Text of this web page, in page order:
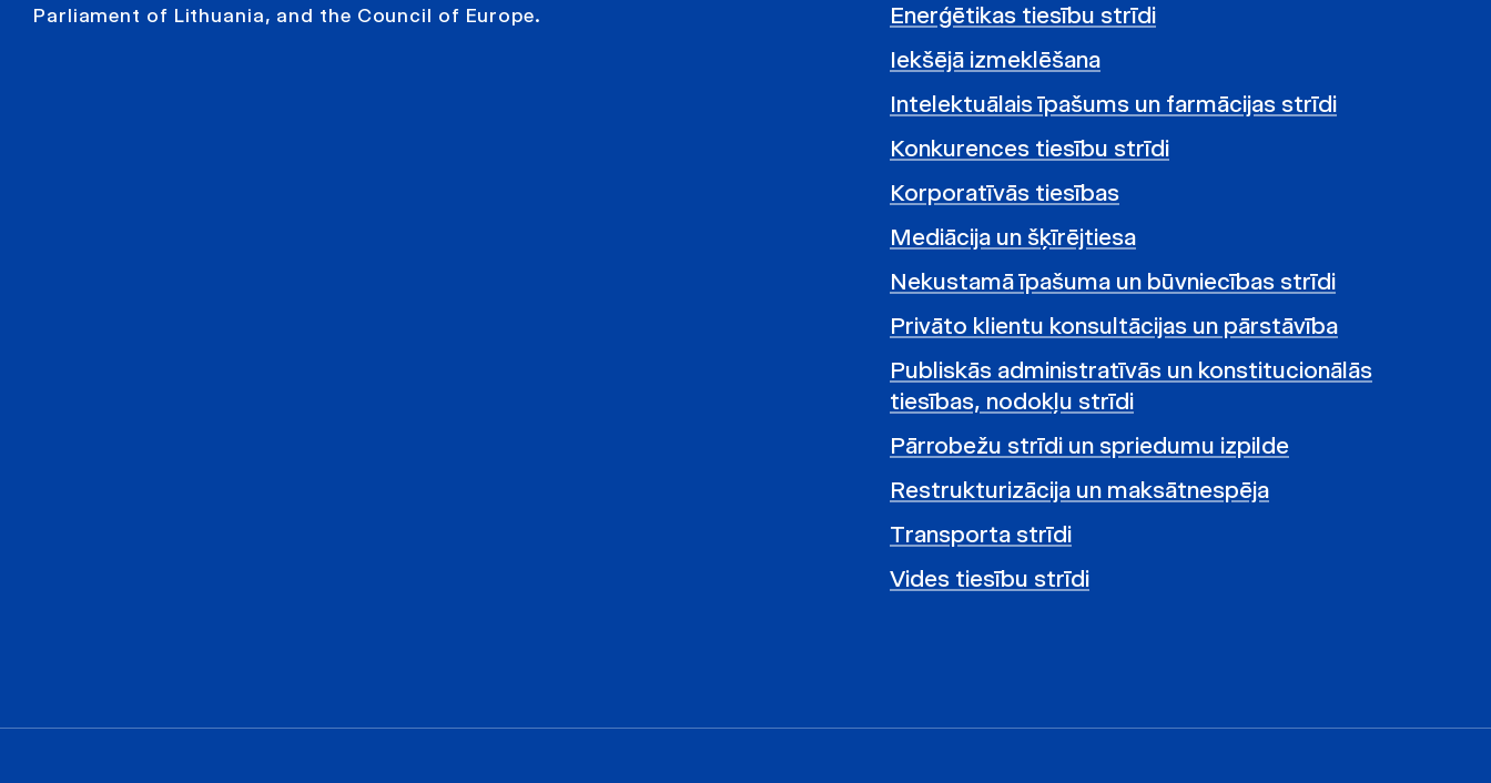
Parliament of Lithuania, and the Council of Europe.
Enerģētikas tiesību strīdi
Iekšējā izmeklēšana
Intelektuālais īpašums un farmācijas strīdi
Konkurences tiesību strīdi
Korporatīvās tiesības
Mediācija un šķīrējtiesa
Nekustamā īpašuma un būvniecības strīdi
Privāto klientu konsultācijas un pārstāvība
Publiskās administratīvās un konstitucionālās
tiesības, nodokļu strīdi
Pārrobežu strīdi un spriedumu izpilde
Restrukturizācija un maksātnespēja
Transporta strīdi
Vides tiesību strīdi